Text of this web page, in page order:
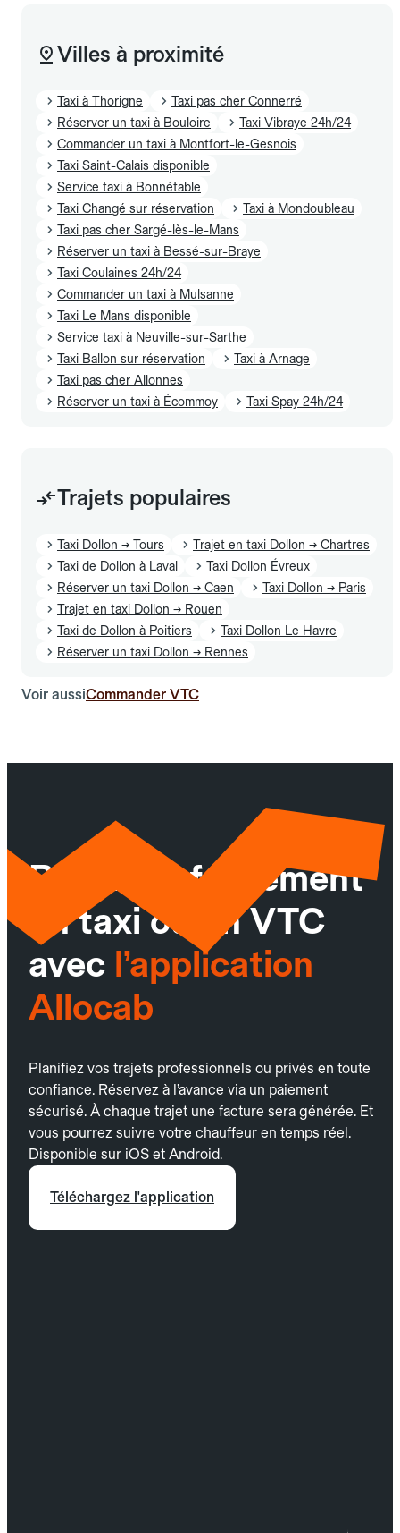
Villes à proximité
Taxi à Thorigne
Taxi pas cher Connerré
Réserver un taxi à Bouloire
Taxi Vibraye 24h/24
Commander un taxi à Montfort-le-Gesnois
Taxi Saint-Calais disponible
Service taxi à Bonnétable
Taxi Changé sur réservation
Taxi à Mondoubleau
Taxi pas cher Sargé-lès-le-Mans
Réserver un taxi à Bessé-sur-Braye
Taxi Coulaines 24h/24
Commander un taxi à Mulsanne
Taxi Le Mans disponible
Service taxi à Neuville-sur-Sarthe
Taxi Ballon sur réservation
Taxi à Arnage
Taxi pas cher Allonnes
Réserver un taxi à Écommoy
Taxi Spay 24h/24
Trajets populaires
Taxi Dollon → Tours
Trajet en taxi Dollon → Chartres
Taxi de Dollon à Laval
Taxi Dollon Évreux
Réserver un taxi Dollon → Caen
Taxi Dollon → Paris
Trajet en taxi Dollon → Rouen
Taxi de Dollon à Poitiers
Taxi Dollon Le Havre
Réserver un taxi Dollon → Rennes
Voir aussiCommander VTC
Réservez facilement
un taxi ou un VTC
avec l’application
Allocab
Planifiez vos trajets professionnels ou privés en toute
confiance. Réservez à l’avance via un paiement
sécurisé. À chaque trajet une facture sera générée. Et
vous pourrez suivre votre chauffeur en temps réel.
Disponible sur iOS et Android.
Téléchargez l'application